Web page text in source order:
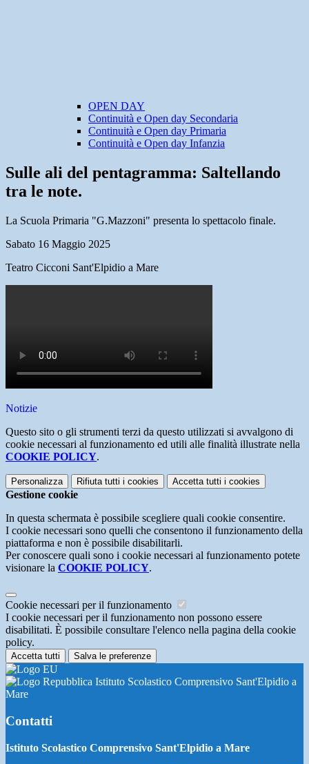
OPEN DAY
Continuità e Open day Secondaria
Continuità e Open day Primaria
Continuità e Open day Infanzia
Sulle ali del pentagramma: Saltellando
tra le note.
La Scuola Primaria "G.Mazzoni" presenta lo spettacolo finale.
Sabato 16 Maggio 2025
Teatro Cicconi Sant'Elpidio a Mare
Notizie
Questo sito o gli strumenti terzi da questo utilizzati si avvalgono di
cookie necessari al funzionamento ed utili alle finalità illustrate nella
COOKIE POLICY.
Personalizza Rifiuta tutti i cookies Accetta tutti i cookies
Gestione cookie
In questa schermata è possibile scegliere quali cookie consentire.
I cookie necessari sono quelli che consentono il funzionamento della
piattaforma e non è possibile disabilitarli.
Per conoscere quali sono i cookie necessari al funzionamento potete
visionare la COOKIE POLICY.
Cookie necessari per il funzionamento
I cookie necessari per il funzionamento non possono essere
disabilitati. È possibile consultare l'elenco nella pagina della cookie
policy.
Accetta tutti Salva le preferenze
Istituto Scolastico Comprensivo Sant'Elpidio a
Mare
Contatti
Istituto Scolastico Comprensivo Sant'Elpidio a Mare